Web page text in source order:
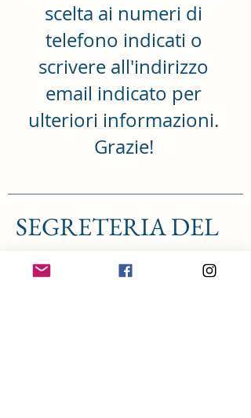
scelta ai numeri di
telefono indicati o
scrivere all'indirizzo
email indicato per
ulteriori informazioni.
Grazie!
SEGRETERIA DEL
DR. LANZARO